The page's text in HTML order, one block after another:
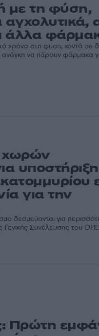
με τη φύση,
αγχολυτικά,
άλλα
χρόνο στη φύση, κοντά σε
να πάρουν φάρμακα
χωρών
για την
δεσμεύονται για
Γενικής Συνέλευσης του
Πρώτη